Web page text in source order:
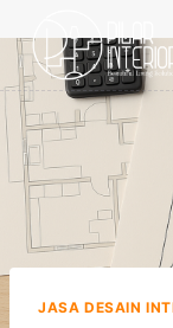
to
content
JASA DESAIN